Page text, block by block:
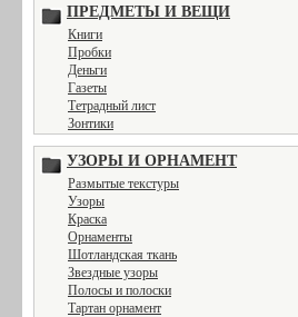
ПРЕДМЕТЫ И ВЕЩИ
Книги
Пробки
Деньги
Газеты
Тетрадный лист
Зонтики
УЗОРЫ И ОРНАМЕНТ
Размытые текстуры
Узоры
Краска
Орнаменты
Шотландская ткань
Звездные узоры
Полосы и полоски
Тартан орнамент